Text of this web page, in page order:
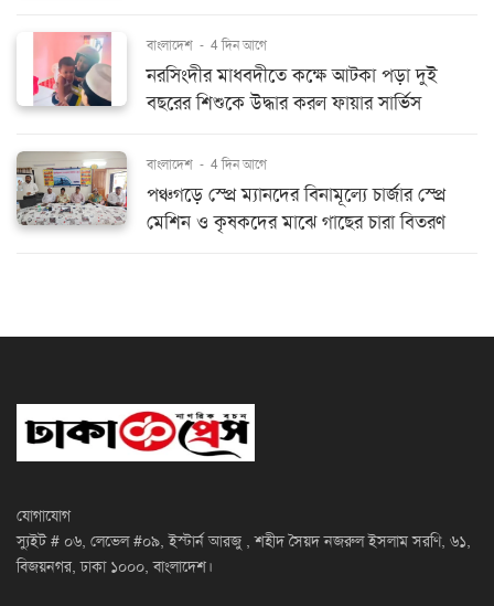
বাংলাদেশ - 4 দিন আগে
নরসিংদীর মাধবদীতে কক্ষে আটকা পড়া দুই
বছরের শিশুকে উদ্ধার করল ফায়ার সার্ভিস
বাংলাদেশ - 4 দিন আগে
পঞ্চগড়ে স্প্রে ম্যানদের বিনামূল্যে চার্জার স্প্রে
মেশিন ও কৃষকদের মাঝে গাছের চারা বিতরণ
যোগাযোগ
স্যুইট # ০৬, লেভেল #০৯, ইস্টার্ন আরজু , শহীদ সৈয়দ নজরুল ইসলাম সরণি, ৬১,
বিজয়নগর, ঢাকা ১০০০, বাংলাদেশ।